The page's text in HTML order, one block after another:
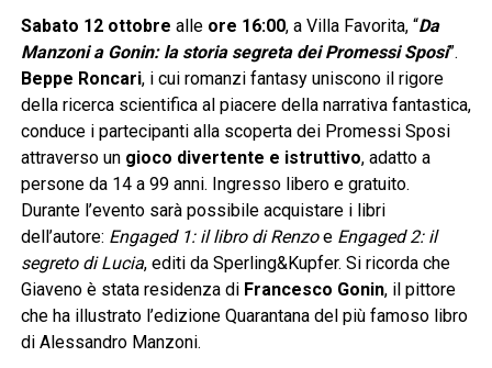
Sabato 12 ottobre alle ore 16:00, a Villa Favorita, “Da
Manzoni a Gonin: la storia segreta dei Promessi Sposi”.
Beppe Roncari, i cui romanzi fantasy uniscono il rigore
della ricerca scientifica al piacere della narrativa fantastica,
conduce i partecipanti alla scoperta dei Promessi Sposi
attraverso un gioco divertente e istruttivo, adatto a
persone da 14 a 99 anni. Ingresso libero e gratuito.
Durante l’evento sarà possibile acquistare i libri
dell’autore: Engaged 1: il libro di Renzoe Engaged 2: il
segreto di Lucia, editi da Sperling&Kupfer. Si ricorda che
Giaveno è stata residenza di Francesco Gonin, il pittore
che ha illustrato l’edizione Quarantana del più famoso libro
di Alessandro Manzoni.